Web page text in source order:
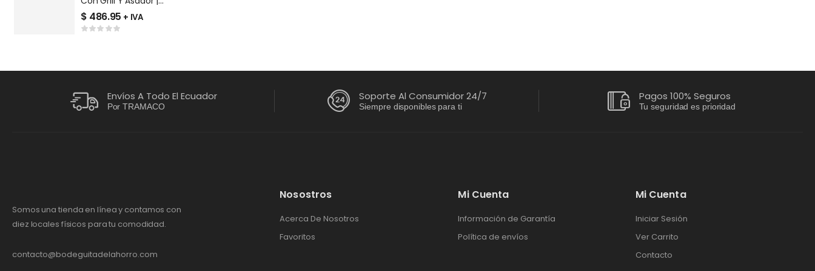
EM7640FX1
$ 486.95 + IVA
Envíos A Todo El Ecuador
Por TRAMACO
Soporte Al Consumidor 24/7
Siempre disponibles para ti
Pagos 100% Seguros
Tu seguridad es prioridad
Somos una tienda en línea y contamos con
diez locales físicos para tu comodidad.
contacto@bodeguitadelahorro.com
Nosostros
Acerca De Nosotros
Favoritos
Mi Cuenta
Información de Garantía
Política de envíos
Mi Cuenta
Iniciar Sesión
Ver Carrito
Contacto